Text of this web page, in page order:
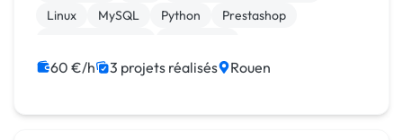
grâce ...
Linux
MySQL Python
Prestashop
60 €/h 3 projets réalisés Rouen